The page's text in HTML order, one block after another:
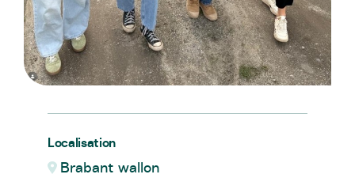
Localisation
Brabant wallon